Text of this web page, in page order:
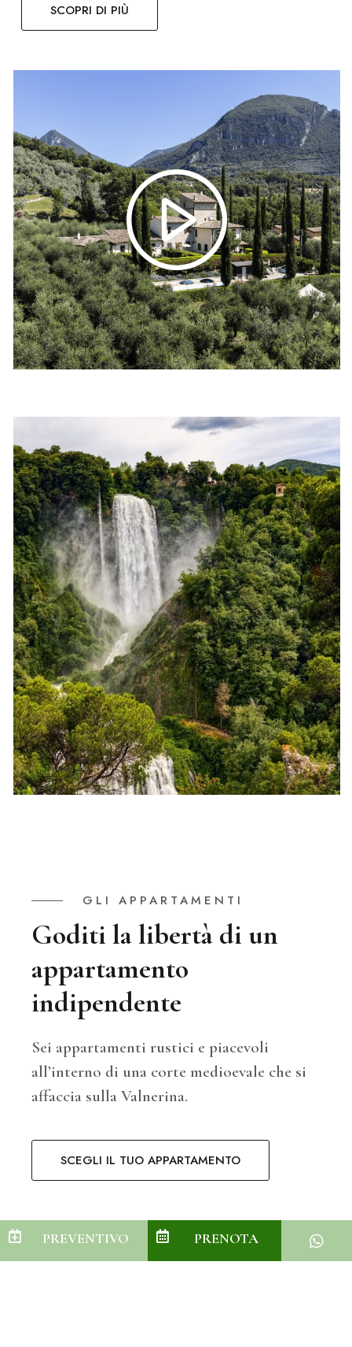
SCOPRI DI PIÙ
GLI APPARTAMENTI
Goditi la libertà di un
appartamento
indipendente
Sei appartamenti rustici e piacevoli
all’interno di una corte medioevale che si
affaccia sulla Valnerina.
SCEGLI IL TUO APPARTAMENTO
PREVENTIVO PRENOTA